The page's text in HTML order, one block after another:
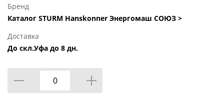
Бренд
Каталог STURM Hanskonner Энергомаш СОЮЗ >
Доставка
До скл.Уфа до 8 дн.